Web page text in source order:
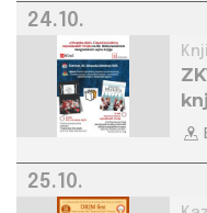
24.10.
25.10.